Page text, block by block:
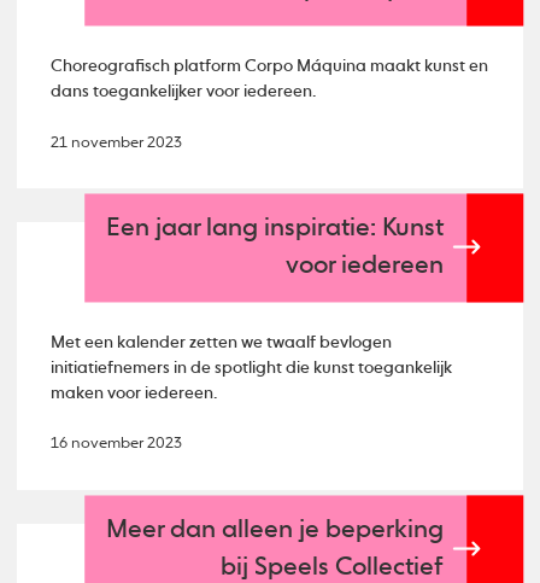
Choreografisch platform Corpo Máquina maakt kunst en
dans toegankelijker voor iedereen.
21 november 2023
Een jaar lang inspiratie: Kunst
voor iedereen
Met een kalender zetten we twaalf bevlogen
initiatiefnemers in de spotlight die kunst toegankelijk
maken voor iedereen.
16 november 2023
Meer dan alleen je beperking
bij Speels Collectief